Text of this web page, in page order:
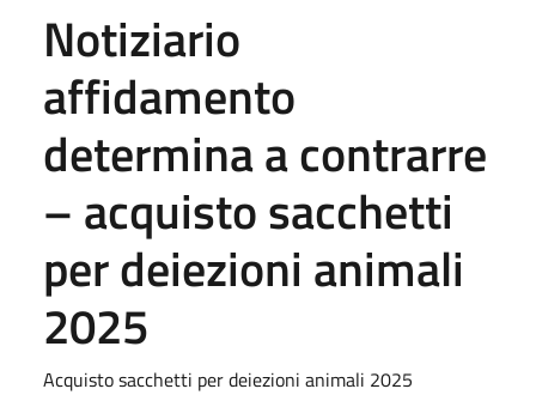
Notiziario
affidamento
determina a contrarre
– acquisto sacchetti
per deiezioni animali
2025
Acquisto sacchetti per deiezioni animali 2025